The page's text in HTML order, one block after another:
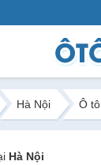
Hà Nội Ô tô
Hà Nội